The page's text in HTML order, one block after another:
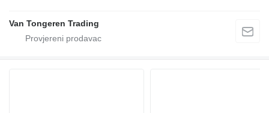
Van Tongeren Trading